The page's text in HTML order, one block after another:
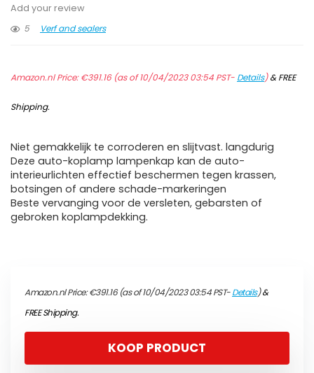
Add your review
5
Verf and sealers
Amazon.nl Price:€391.16(as of 10/04/2023 03:54 PST- Details)&FREE
Shipping.
Niet gemakkelijk te corroderen en slijtvast. langdurig
Deze auto-koplamp lampenkap kan de auto-
interieurlichten effectief beschermen tegen krassen,
botsingen of andere schade-markeringen
Beste vervanging voor de versleten, gebarsten of
gebroken koplampdekking.
Amazon.nl Price:€391.16(as of 10/04/2023 03:54 PST-Details)&
FREE Shipping.
KOOP PRODUCT